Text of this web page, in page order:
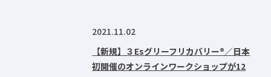
2021.11.02
【新規】３Esグリーフリカバリー®／日本
初開催のオンラインワークショップが12